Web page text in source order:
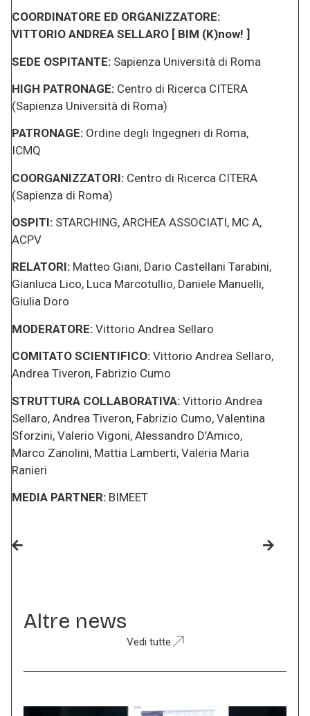
COORDINATORE ED ORGANIZZATORE:
VITTORIO ANDREA SELLARO [ BIM (K)now! ]
SEDE OSPITANTE:Sapienza Università di Roma
HIGH PATRONAGE:Centro di Ricerca CITERA
(Sapienza Università di Roma)
PATRONAGE:Ordine degli Ingegneri di Roma,
ICMQ
COORGANIZZATORI:Centro di Ricerca CITERA
(Sapienza di Roma)
OSPITI:STARCHING, ARCHEA ASSOCIATI, MC A,
ACPV
RELATORI:Matteo Giani, Dario Castellani Tarabini,
Gianluca Lico, Luca Marcotullio, Daniele Manuelli,
Giulia Doro
MODERATORE:Vittorio Andrea Sellaro
COMITATO SCIENTIFICO:Vittorio Andrea Sellaro,
Andrea Tiveron, Fabrizio Cumo
STRUTTURA COLLABORATIVA:Vittorio Andrea
Sellaro, Andrea Tiveron, Fabrizio Cumo, Valentina
Sforzini, Valerio Vigoni, Alessandro D’Amico,
Marco Zanolini, Mattia Lamberti, Valeria Maria
Ranieri
MEDIA PARTNER:BIMEET
Altre news
Vedi tutte